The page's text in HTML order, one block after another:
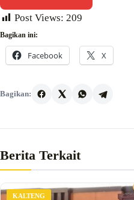
Post Views: 209
Bagikan ini:
Facebook X
Bagikan:
Berita Terkait
KALTENG